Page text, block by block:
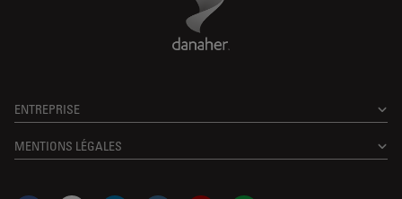
ENTREPRISE
MENTIONS LÉGALES